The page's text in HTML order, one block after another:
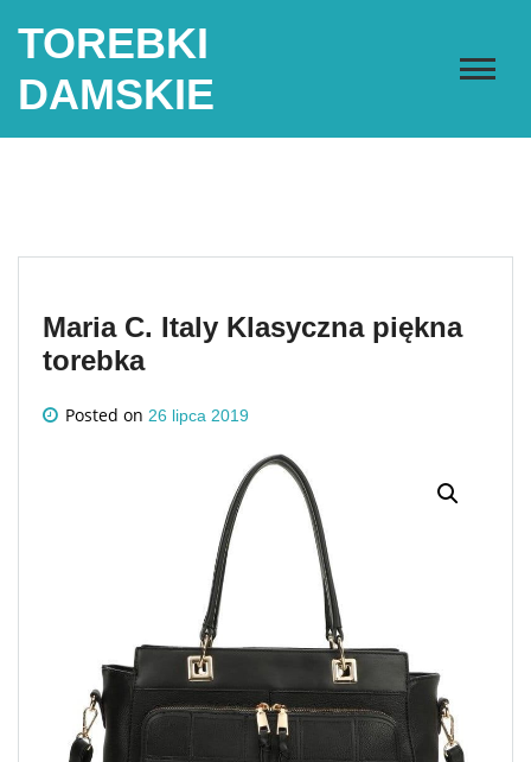
TOREBKI
DAMSKIE
Maria C. Italy Klasyczna piękna
torebka
Posted on 26 lipca 2019